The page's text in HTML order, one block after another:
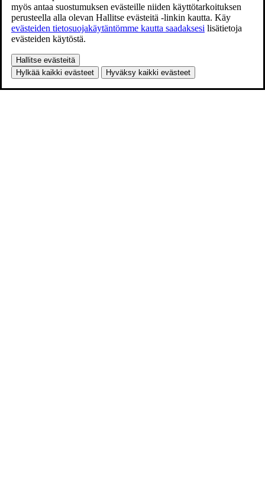
myös antaa suostumuksen evästeille niiden käyttötarkoituksen
perusteella alla olevan Hallitse evästeitä -linkin kautta. Käy
evästeiden tietosuojakäytäntömme kautta saadaksesi lisätietoja
evästeiden käytöstä.
Hallitse evästeitä
Hylkää kaikki evästeet
Hyväksy kaikki evästeet